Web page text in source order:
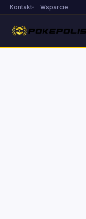
Kontakt Wsparcie